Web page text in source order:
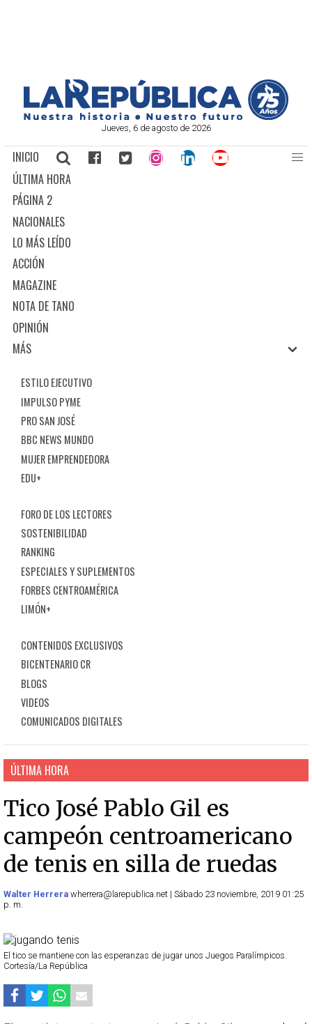
Jueves, 6 de agosto de 2026
INICIO
ÚLTIMA HORA
PÁGINA 2
NACIONALES
LO MÁS LEÍDO
ACCIÓN
MAGAZINE
NOTA DE TANO
OPINIÓN
MÁS
ESTILO EJECUTIVO
IMPULSO PYME
PRO SAN JOSÉ
BBC NEWS MUNDO
MUJER EMPRENDEDORA
EDU+
FORO DE LOS LECTORES
SOSTENIBILIDAD
RANKING
ESPECIALES Y SUPLEMENTOS
FORBES CENTROAMÉRICA
LIMÓN+
CONTENIDOS EXCLUSIVOS
BICENTENARIO CR
BLOGS
VIDEOS
COMUNICADOS DIGITALES
ÚLTIMA HORA
Tico José Pablo Gil es
campeón centroamericano
de tenis en silla de ruedas
Walter Herrera wherrera@larepublica.net | Sábado 23 noviembre, 2019 01:25
p. m.
El tico se mantiene con las esperanzas de jugar unos Juegos Paralímpicos.
Cortesía/La República